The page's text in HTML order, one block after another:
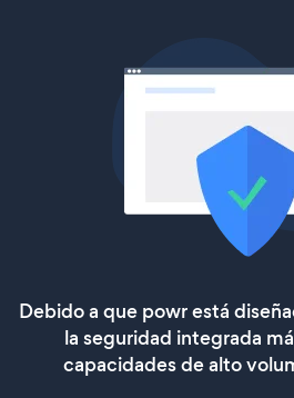
Debido a que powr está
la seguridad integrada
capacidades de alto